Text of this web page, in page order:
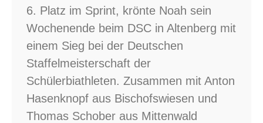
6. Platz im Sprint, krönte Noah sein
Wochenende beim DSC in Altenberg mit
einem Sieg bei der Deutschen
Staffelmeisterschaft der
Schülerbiathleten. Zusammen mit Anton
Hasenknopf aus Bischofswiesen und
Thomas Schober aus Mittenwald